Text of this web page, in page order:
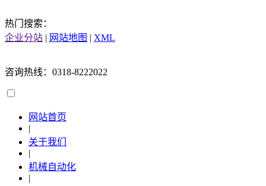
热门搜索：
企业分站 | 网站地图 | XML
咨询热线：0318-8222022
网站首页
|
关于我们
|
机械自动化
|